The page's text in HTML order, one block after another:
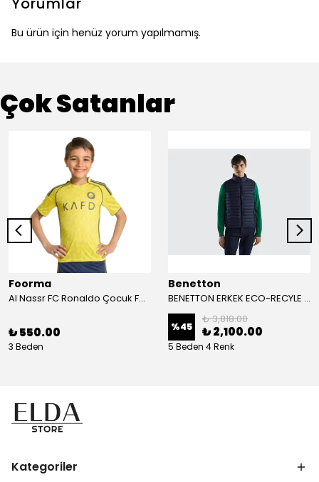
Bu ürün için henüz yorum yapılmamış.
Çok Satanlar
Foorma
Al Nassr FC Ronaldo Çocuk Forma 2'li Takım(Şort/T-Shirt)
₺ 550.00
3 Beden
Benetton
BENETTON ERKEK ECO-RECYLE DOLGULU PUFA YELEK
%45
₺ 3,818.00
₺ 2,100.00
5 Beden 4 Renk
Kategoriler